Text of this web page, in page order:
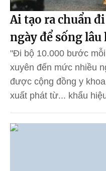
Ai tạo ra chuẩn
ngày để sống lâu
"Đi bộ 10.000 bước
xuyên đến mức nhiều
được cộng đồng y
xuất phát từ... khẩu